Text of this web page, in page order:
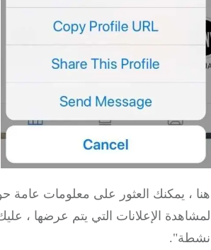
، يمكنك العثور على معلومات عامة
الإعلانات التي يتم عرضها ، عليك